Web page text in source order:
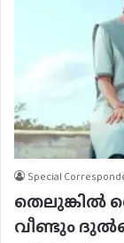
Special
തെലുങ്കിൽ
വീണ്ടും